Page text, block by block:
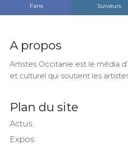
Fans
Suiveurs
A propos
Artistes Occitanie est le média
et culturel qui soutient les
Plan du site
Actus
Expos